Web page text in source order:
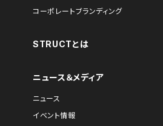
コーポレートブランディング
STRUCTとは
ニュース＆メディア
ニュース
イベント情報